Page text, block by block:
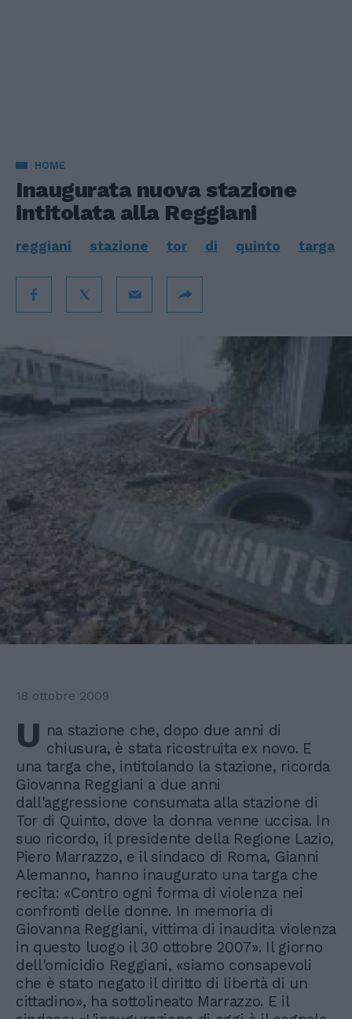
HOME
Inaugurata nuova stazione
intitolata alla Reggiani
reggiani stazione tor di quinto targa
18 ottobre 2009
U na stazione che, dopo due anni di
chiusura, è stata ricostruita ex novo. E
una targa che, intitolando la stazione, ricorda
Giovanna Reggiani a due anni
dall'aggressione consumata alla stazione di
Tor di Quinto, dove la donna venne uccisa. In
suo ricordo, il presidente della Regione Lazio,
Piero Marrazzo, e il sindaco di Roma, Gianni
Alemanno, hanno inaugurato una targa che
recita: «Contro ogni forma di violenza nei
confronti delle donne. In memoria di
Giovanna Reggiani, vittima di inaudita violenza
in questo luogo il 30 ottobre 2007». Il giorno
dell'omicidio Reggiani, «siamo consapevoli
che è stato negato il diritto di libertà di un
cittadino», ha sottolineato Marrazzo. E il